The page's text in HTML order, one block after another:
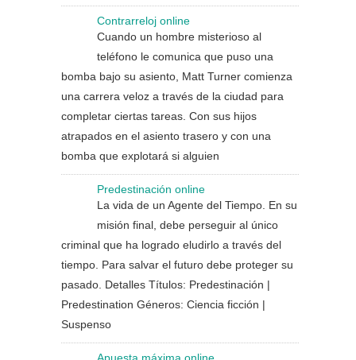
Contrarreloj online
Cuando un hombre misterioso al
teléfono le comunica que puso una
bomba bajo su asiento, Matt Turner comienza
una carrera veloz a través de la ciudad para
completar ciertas tareas. Con sus hijos
atrapados en el asiento trasero y con una
bomba que explotará si alguien
Predestinación online
La vida de un Agente del Tiempo. En su
misión final, debe perseguir al único
criminal que ha logrado eludirlo a través del
tiempo. Para salvar el futuro debe proteger su
pasado. Detalles Títulos: Predestinación |
Predestination Géneros: Ciencia ficción |
Suspenso